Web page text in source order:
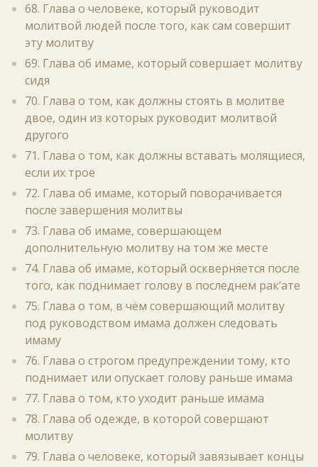
68. Глава о человеке, который руководит
молитвой людей после того, как сам совершит
эту молитву
69. Глава об имаме, который совершает молитву
сидя
70. Глава о том, как должны стоять в молитве
двое, один из которых руководит молитвой
другого
71. Глава о том, как должны вставать молящиеся,
если их трое
72. Глава об имаме, который поворачивается
после завершения молитвы
73. Глава об имаме, совершающем
дополнительную молитву на том же месте
74. Глава об имаме, который оскверняется после
того, как поднимает голову в последнем рак‘ате
75. Глава о том, в чём совершающий молитву
под руководством имама должен следовать
имаму
76. Глава о строгом предупреждении тому, кто
поднимает или опускает голову раньше имама
77. Глава о том, кто уходит раньше имама
78. Глава об одежде, в которой совершают
молитву
79. Глава о человеке, который завязывает концы